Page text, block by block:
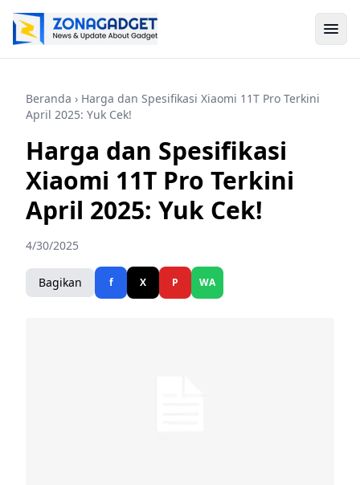
Beranda › Harga dan Spesifikasi Xiaomi 11T Pro Terkini
April 2025: Yuk Cek!
Harga dan Spesifikasi
Xiaomi 11T Pro Terkini
April 2025: Yuk Cek!
4/30/2025
Bagikan f X P WA